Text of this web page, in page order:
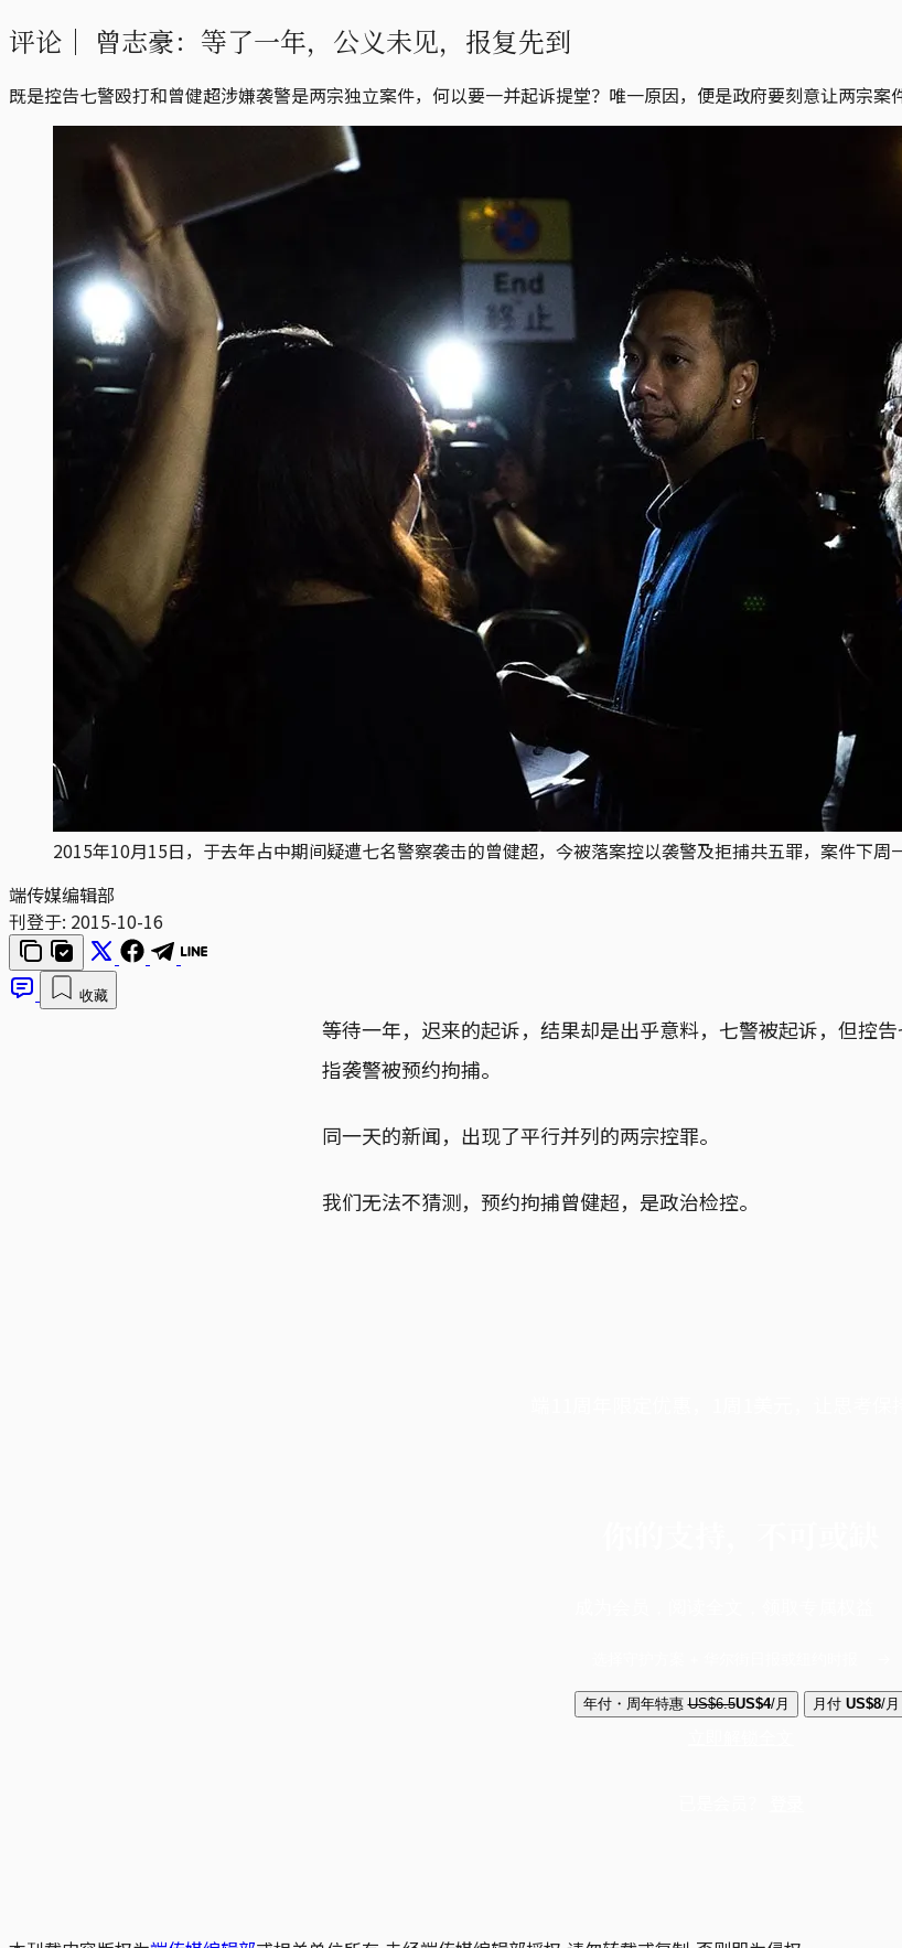
评论｜ 曾志豪：等了一年，公义未见，报复先到
既是控告七警殴打和曾健超涉嫌袭警是两宗独立案件，何以要一并起诉提堂？唯一原因，便是政府要刻意让两宗
2015年10月15日，于去年占中期间疑遭七名警察袭击的曾健超，今被落案控以袭警及拒捕共五罪，案件下周
端传媒编辑部
刊登于: 2015-10-16
收藏
等待一年，迟来的起诉，结果却是出乎意料，七警被起诉，但控
指袭警被预约拘捕。
同一天的新闻，出现了平行并列的两宗控罪。
我们无法不猜测，预约拘捕曾健超，是政治检控。
年付・周年特惠 US$6.5US$4/月 月付 US$8/月